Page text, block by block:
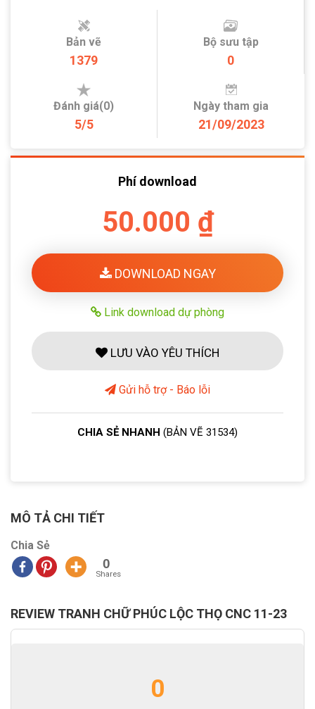
Bản vẽ
1379
Bộ sưu tập
0
Đánh giá(0)
5/5
Ngày tham gia
21/09/2023
Phí download
50.000 ₫
DOWNLOAD NGAY
Link download dự phòng
LƯU VÀO YÊU THÍCH
Gửi hỗ trợ - Báo lỗi
CHIA SẺ NHANH (BẢN VẼ 31534)
MÔ TẢ CHI TIẾT
Chia Sẻ
0
Shares
REVIEW TRANH CHỮ PHÚC LỘC THỌ CNC 11-23
0